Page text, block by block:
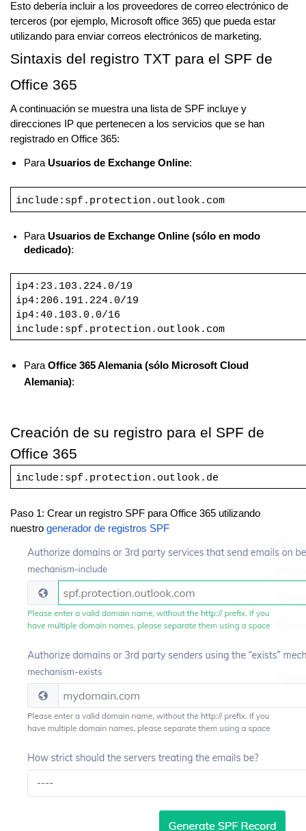
Esto debería incluir a los proveedores de correo electrónico de
terceros (por ejemplo, Microsoft office 365) que pueda estar
utilizando para enviar correos electrónicos de marketing.
Sintaxis del registro TXT para el SPF de
Office 365
A continuación se muestra una lista de SPF incluye y
direcciones IP que pertenecen a los servicios que se han
registrado en Office 365:
ParaUsuarios de Exchange Online:
include:spf.protection.outlook.com
ParaUsuarios de Exchange Online (sólo en modo
dedicado):
ip4:23.103.224.0/19
ip4:206.191.224.0/19
ip4:40.103.0.0/16
include:spf.protection.outlook.com
ParaOffice 365 Alemania (sólo Microsoft Cloud
Alemania):
Creación de su registro para el SPF de
Office 365
include:spf.protection.outlook.de
Paso 1: Crear un registro SPF para Office 365 utilizando
nuestro generador de registros SPF